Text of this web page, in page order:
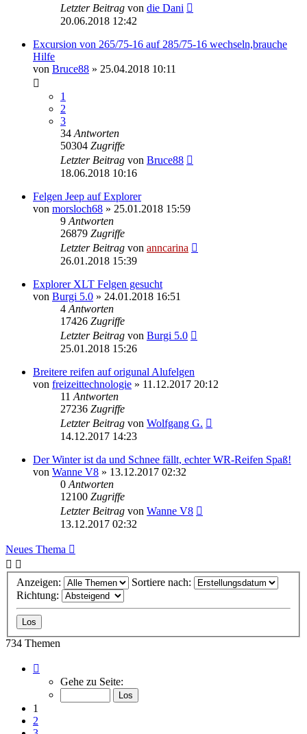
Letzter Beitrag von die Dani
20.06.2018 12:42
Excursion von 265/75-16 auf 285/75-16 wechseln,brauche
Hilfe
von Bruce88 » 25.04.2018 10:11
1
2
3
34 Antworten
50304 Zugriffe
Letzter Beitrag von Bruce88
18.06.2018 10:16
Felgen Jeep auf Explorer
von morsloch68 » 25.01.2018 15:59
9 Antworten
26879 Zugriffe
Letzter Beitrag von anncarina
26.01.2018 15:39
Explorer XLT Felgen gesucht
von Burgi 5.0 » 24.01.2018 16:51
4 Antworten
17426 Zugriffe
Letzter Beitrag von Burgi 5.0
25.01.2018 15:26
Breitere reifen auf origunal Alufelgen
von freizeittechnologie » 11.12.2017 20:12
11 Antworten
27236 Zugriffe
Letzter Beitrag von Wolfgang G.
14.12.2017 14:23
Der Winter ist da und Schnee fällt, echter WR-Reifen Spaß!
von Wanne V8 » 13.12.2017 02:32
0 Antworten
12100 Zugriffe
Letzter Beitrag von Wanne V8
13.12.2017 02:32
Neues Thema
Anzeigen:
Sortiere nach:
Richtung:
734 Themen
von
Gehe zu Seite:
1
2